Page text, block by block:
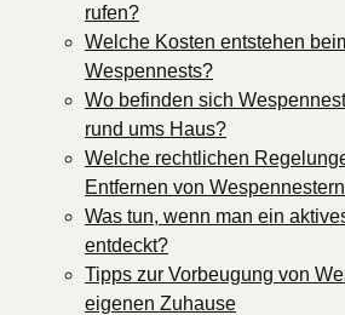
rufen?
Welche Kosten entstehen
Wespennests?
Wo befinden sich
rund ums Haus?
Welche rechtlichen
Entfernen von
Was tun, wenn man ein
entdeckt?
Tipps zur Vorbeugung von
eigenen Zuhause